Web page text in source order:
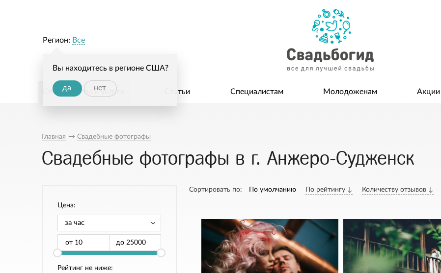
Регион: Все
Вы находитесь в регионе США?
да нет
Специалисты и услуги Статьи Специалистам Молодоженам Акции
Главная → Свадебные фотографы
Свадебные фотографы в г. Анжеро-Судженск
Цена:
от до
Рейтинг не ниже:
Сортировать по: По умолчанию По рейтингу ↓ Количеству отзывов ↓